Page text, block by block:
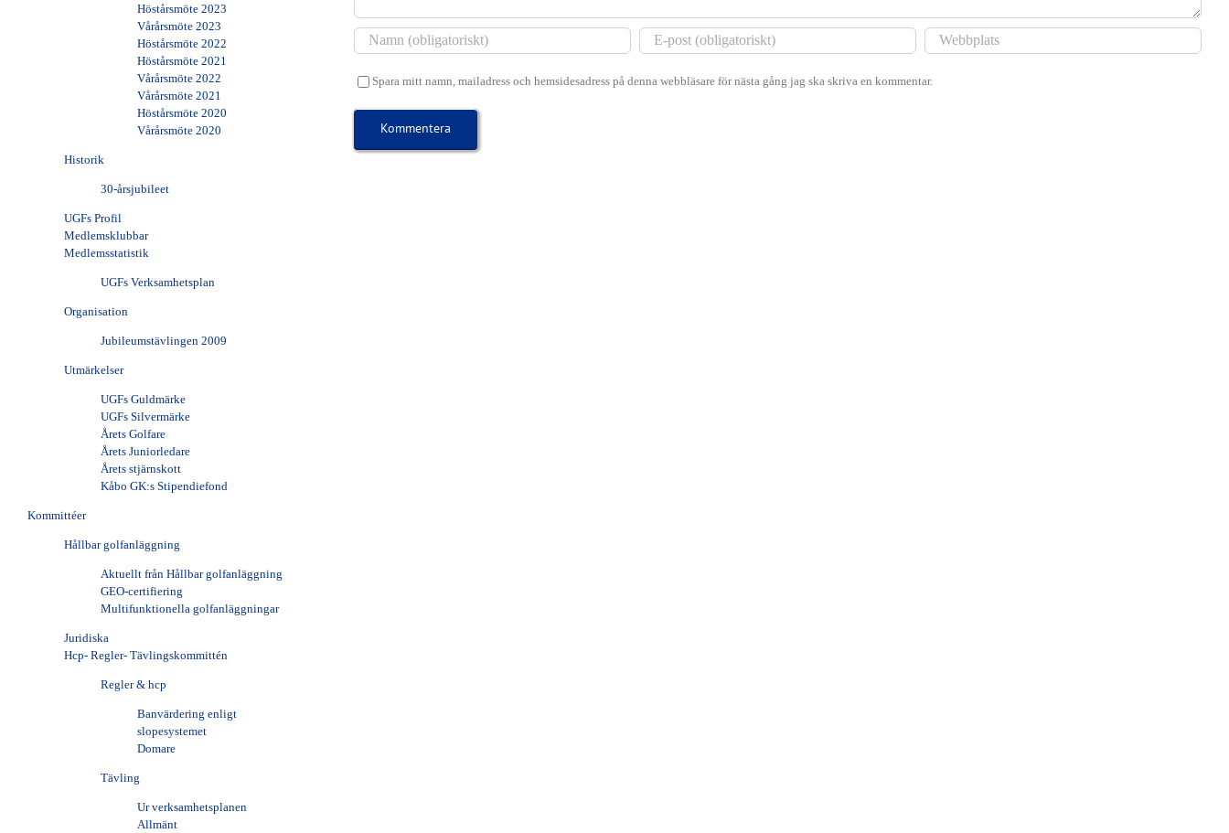
Spara mitt namn, mailadress och hemsidesadress på denna webbläsare för nästa gång jag ska skriva en kommentar.
Höstårsmöte 2023
Vårårsmöte 2023
Höstårsmöte 2022
Höstårsmöte 2021
Vårårsmöte 2022
Vårårsmöte 2021
Höstårsmöte 2020
Vårårsmöte 2020
Historik
30-årsjubileet
UGFs Profil
Medlemsklubbar
Medlemsstatistik
UGFs Verksamhetsplan
Organisation
Jubileumstävlingen 2009
Utmärkelser
UGFs Guldmärke
UGFs Silvermärke
Årets Golfare
Årets Juniorledare
Årets stjärnskott
Kåbo GK:s Stipendiefond
Kommittéer
Hållbar golfanläggning
Aktuellt från Hållbar golfanläggning
GEO-certifiering
Multifunktionella golfanläggningar
Juridiska
Hcp- Regler- Tävlingskommittén
Regler & hcp
Banvärdering enligt
slopesystemet
Domare
Tävling
Ur verksamhetsplanen
Allmänt